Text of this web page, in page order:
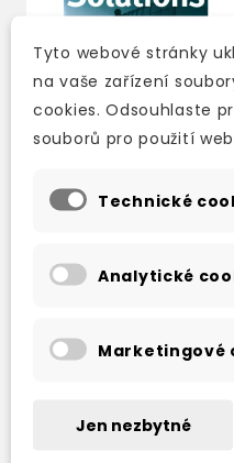
MATURITA
SOLUTIONS
EDITION
expedujeme)
Tyto webové stránky
na vaše zařízení
cookies. Odsouhlaste
souborů pro použití
Technické
Analytické
Marketingové
Jen nezbytné